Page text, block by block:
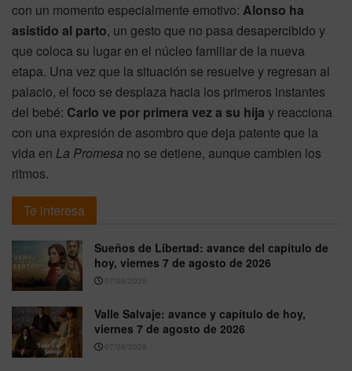
con un momento especialmente emotivo: Alonso ha
asistido al parto, un gesto que no pasa desapercibido y
que coloca su lugar en el núcleo familiar de la nueva
etapa. Una vez que la situación se resuelve y regresan al
palacio, el foco se desplaza hacia los primeros instantes
del bebé: Carlo ve por primera vez a su hija y reacciona
con una expresión de asombro que deja patente que la
vida en La Promesa no se detiene, aunque cambien los
ritmos.
Te interesa
Sueños de Libertad: avance del capítulo de
hoy, viernes 7 de agosto de 2026
07/08/2026
Valle Salvaje: avance y capítulo de hoy,
viernes 7 de agosto de 2026
07/08/2026